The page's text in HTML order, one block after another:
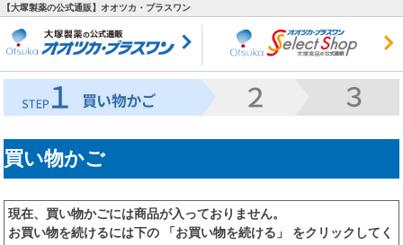
【大塚製薬の公式通販】オオツカ・プラスワン
買い物かご
現在、買い物かごには商品が入っておりません。
お買い物を続けるには下の 「お買い物を続ける」 をクリックしてく